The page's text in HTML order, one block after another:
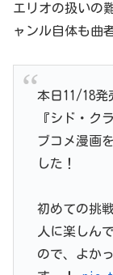
エリオの扱いの
ャンル自体も曲
本日11/18発
『シド・ク
ブコメ漫画
した！
初めての挑
人に楽しん
ので、よか